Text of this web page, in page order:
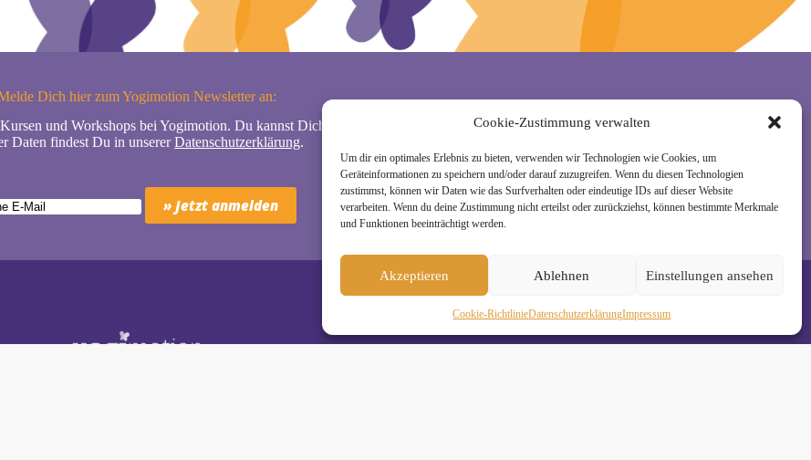
Cookie-Zustimmung verwalten
Um dir ein optimales Erlebnis zu bieten, verwenden wir Technologien wie Cookies, um
Geräteinformationen zu speichern und/oder darauf zuzugreifen. Wenn du diesen Technologien
zustimmst, können wir Daten wie das Surfverhalten oder eindeutige IDs auf dieser Website
verarbeiten. Wenn du deine Zustimmung nicht erteilst oder zurückziehst, können bestimmte Merkmale
und Funktionen beeinträchtigt werden.
Akzeptieren Ablehnen Einstellungen ansehen
Cookie-RichtlinieDaten­schutz­erklä­rungImpressum
Dich hier zum Yogimotion Newsletter an:
und Workshops bei Yogimotion. Du kannst Dich natürlich jederzeit wieder abmelden. Alle Details zur Nutzung
Daten findest Du in unsererDatenschutzerklärung.